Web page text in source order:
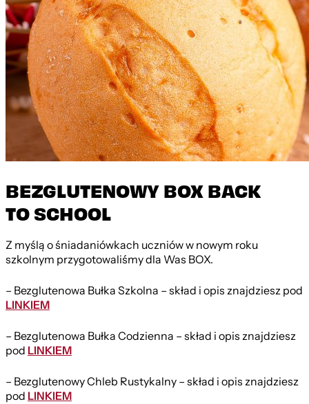
BEZGLUTENOWY BOX BACK
TO SCHOOL
Z myślą o śniadaniówkach uczniów w nowym roku
szkolnym przygotowaliśmy dla Was BOX.
– Bezglutenowa Bułka Szkolna – skład i opis znajdziesz pod
LINKIEM
– Bezglutenowa Bułka Codzienna – skład i opis znajdziesz
pod LINKIEM
– Bezglutenowy Chleb Rustykalny – skład i opis znajdziesz
pod LINKIEM